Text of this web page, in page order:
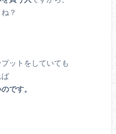
？
ットをしていても
です。